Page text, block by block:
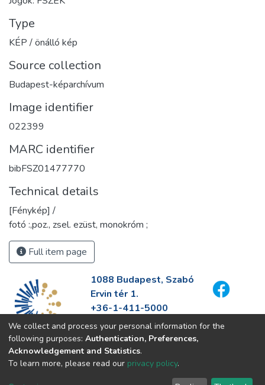
Type
KÉP / önálló kép
Source collection
Budapest-képarchívum
Image identifier
022399
MARC identifier
bibFSZ01477770
Technical details
[Fénykép] /
fotó :,poz., zsel. ezüst, monokróm ;
Full item page
1088 Budapest, Szabó
Ervin tér 1.
+36-1-411-5000
info@fszek.hu
https://fszek.hu
We collect and process your personal information for the
following purposes: Authentication, Preferences,
Acknowledgement and Statistics.
To learn more, please read our privacy policy.